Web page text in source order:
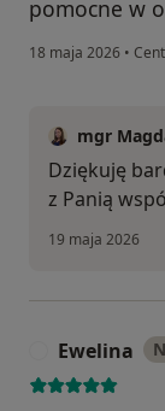
pomocne w
18 maja 2026 •
mgr
Dziękuję
z Panią
19 maja 2026
Ewelina